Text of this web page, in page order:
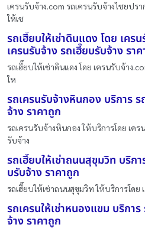
เครนรับจ้าง.com รถเครนรับจ้างไชยปร
ให้เช
รถเฮี๊ยบให้เช่าดินแดง โดย เคร
เครนรับจ้าง รถเฮี๊ยบรับจ้าง รา
รถเฮี๊ยบให้เช่าดินแดง โดย เครนรับจ้าง
ให
รถเครนรับจ้างหินกอง บริการ ร
จ้าง ราคาถูก
รถเครนรับจ้างหินกอง ให้บริการโดย เค
รับจ้าง
รถเฮี๊ยบให้เช่าถนนสุขุมวิท บริก
บรับจ้าง ราคาถูก
รถเฮี๊ยบให้เช่าถนนสุขุมวิท ให้บริการโดย
รถเครนให้เช่าหนองแขม บริกา
จ้าง ราคาถูก